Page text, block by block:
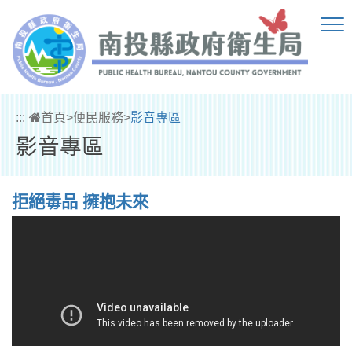
::: 首頁>便民服務>影音專區
影音專區
拒絕毒品 擁抱未來